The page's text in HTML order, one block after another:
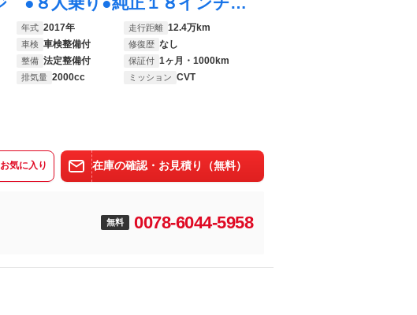
年式 2017年 走行距離 12.4万km
車検 車検整備付 修復歴 なし
整備 法定整備付 保証付 1ヶ月・1000km
排気量 2000cc ミッション CVT
お気に入り 在庫の確認・お見積り（無料）
無料 0078-6044-5958